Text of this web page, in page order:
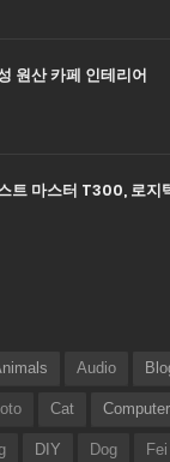
원산 카페 인테리어
트 마스터 T300, 로지
Audio
Cat
DIY Dog Fei